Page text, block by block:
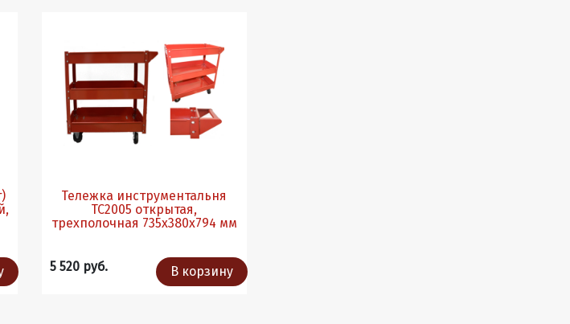
Тележка инструментальня
TC2005 открытая,
трехполочная 735x380x794 мм
5 520 руб. В корзину